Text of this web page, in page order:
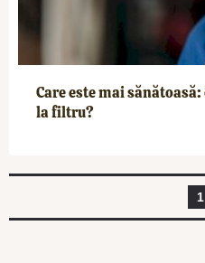
Care este mai
la filtru?
1